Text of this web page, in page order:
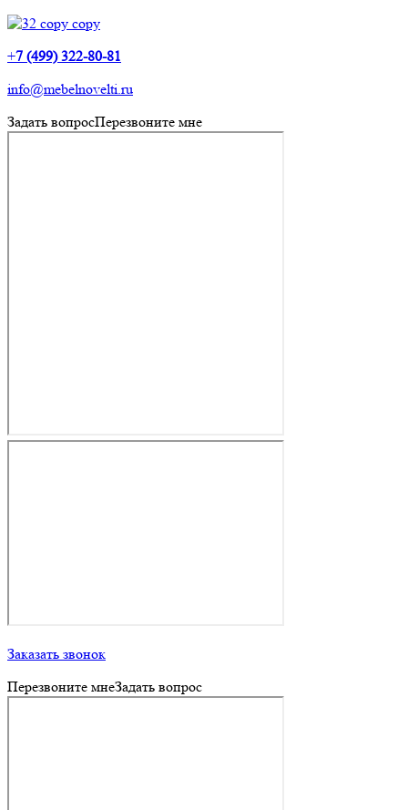
+7 (499) 322-80-81
info@mebelnovelti.ru
Задать вопросПерезвоните мне
Заказать звонок
Перезвоните мнеЗадать вопрос